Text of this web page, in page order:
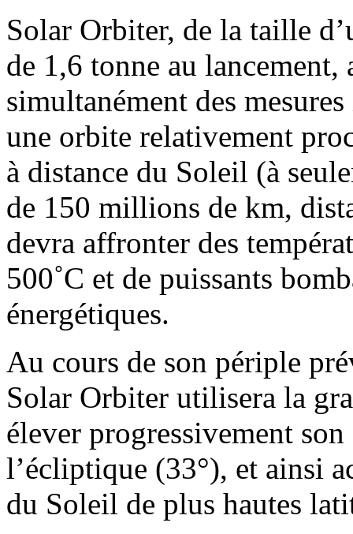
Solar Orbiter, de la taille
de 1,6 tonne au
simultanément des
une orbite relativement
à distance du Soleil (à
de 150 millions de km,
devra affronter des
500˚C et de puissants
énergétiques.
Au cours de son périple
Solar Orbiter utilisera la
élever progressivement
l’écliptique (33°), et ainsi
du Soleil de plus hautes